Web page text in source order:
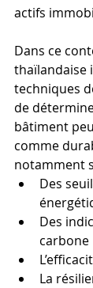
actifs
Dans ce
thaïlandaise
techniques
de
bâtiment
comme
notamment
Des
Des
carbone
La